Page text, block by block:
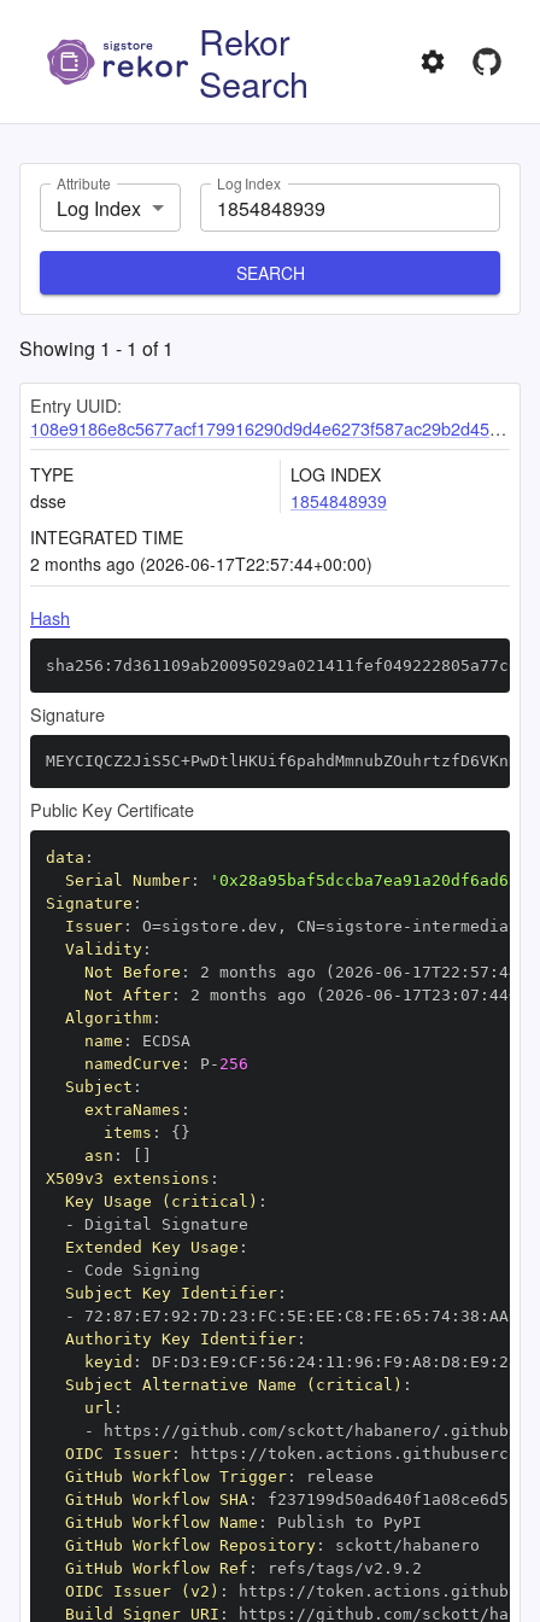
Rekor
Search
Attribute
Log Index
Log Index
SEARCH
Showing 1 - 1 of1
Entry UUID:
108e9186e8c5677acf179916290d9d4e6273f587ac29b2d455e3486d5cc1ded673327355d7a62001
TYPE
dsse
LOG INDEX
1854848939
INTEGRATED TIME
2 months ago (2026-06-17T22:57:44+00:00)
Hash
Signature
Public Key Certificate
data :
Serial Number:
Signature :
Issuer: O=sigstore.dev , CN=sigstore -
Validity:
Not Before : 2 months ago (2026 -06 - 17T22 : 57 :
Not After: 2 months ago (2026 -06 - 17T23 : 07 : 44+00
Algorithm:
name :
namedCurve : P- 256
Subject :
extraNames :
items : { }
asn :
X509v3 extensions :
Key Usage (critical) :
-
Extended Key Usage :
-
Subject Key Identifier:
-
72 : 87 : E7 : 92 : 7D : 23 : FC : 5E : EE : C8 : FE : 65 : 74: 38 : AA
Authority Key Identifier:
keyid : DF : D3 : E9 : CF : 56 : 24: 11 : 96 : F9 : A8 : D8 : E9 : 28
Subject Alternative Name (critical) :
url :
-
https :
OIDC Issuer: https :
GitHub Workflow Trigger:
GitHub Workflow SHA:
GitHub Workflow Name :
GitHub Workflow Repository:
GitHub Workflow Ref :
OIDC Issuer (v2) : https :
Build Signer URI : https :